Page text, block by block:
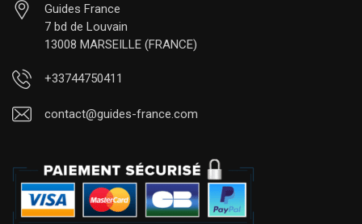
Guides France
7 bd de Louvain
13008 MARSEILLE (FRANCE)
+33744750411
contact@guides-france.com